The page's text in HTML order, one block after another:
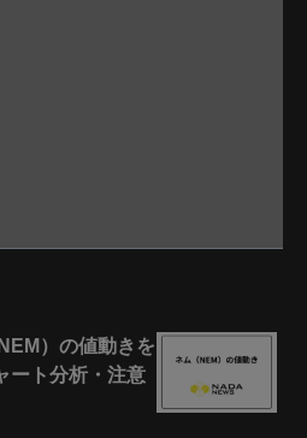
）の値動きを
ート分析・注意